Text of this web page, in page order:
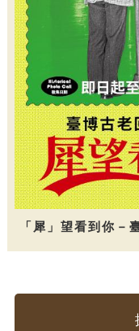
「犀」望看到你－